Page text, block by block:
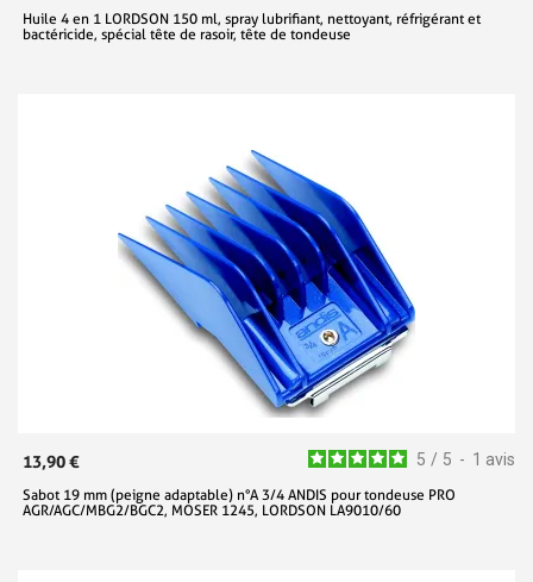
Huile 4 en 1 LORDSON 150 ml, spray lubrifiant, nettoyant, réfrigérant et
bactéricide, spécial tête de rasoir, tête de tondeuse
5 / 5 - 1 avis
13,90 €
Sabot 19 mm (peigne adaptable) n°A 3/4 ANDIS pour tondeuse PRO
AGR/AGC/MBG2/BGC2, MOSER 1245, LORDSON LA9010/60